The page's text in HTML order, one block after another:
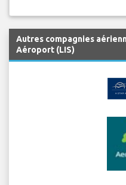
Autres compagnies
Aéroport (LIS)